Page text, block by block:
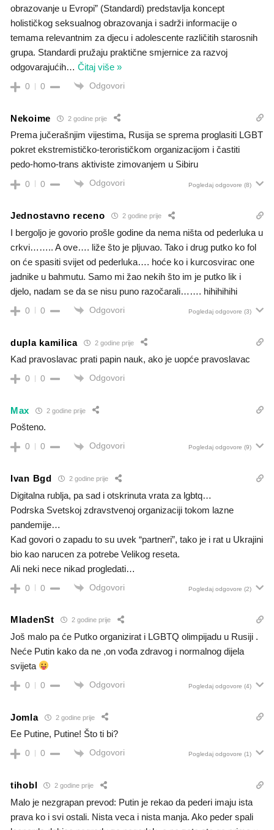
obrazovanje u Evropi” (Standardi) predstavlja koncept
holističkog seksualnog obrazovanja i sadrži informacije o
temama relevantnim za djecu i adolescente različitih starosnih
grupa. Standardi pružaju praktične smjernice za razvoj
odgovarajućih… Čitaj više »
0 0 Odgovori
Nekoime 2 godine prije
Prema jučerašnjim vijestima, Rusija se sprema proglasiti LGBT
pokret ekstremističko-terorističkom organizacijom i častiti
pedo-homo-trans aktiviste zimovanjem u Sibiru
0 0 Odgovori Pogledaj odgovore (8)
Jednostavno receno 2 godine prije
I bergoljo je govorio prošle godine da nema ništa od pederluka u
crkvi…….. A ove…. liže što je pljuvao. Tako i drug putko ko fol
on će spasiti svijet od pederluka…. hoće ko i kurcosvirac one
jadnike u bahmutu. Samo mi žao nekih što im je putko lik i
djelo, nadam se da se nisu puno razočarali……. hihihihihi
0 0 Odgovori Pogledaj odgovore (3)
dupla kamilica 2 godine prije
Kad pravoslavac prati papin nauk, ako je uopće pravoslavac
0 0 Odgovori
Max 2 godine prije
Pošteno.
0 0 Odgovori Pogledaj odgovore (9)
Ivan Bgd 2 godine prije
Digitalna rublja, pa sad i otskrinuta vrata za lgbtq…
Podrska Svetskoj zdravstvenoj organizaciji tokom lazne
pandemije…
Kad govori o zapadu to su uvek “partneri”, tako je i rat u Ukrajini
bio kao narucen za potrebe Velikog reseta.
Ali neki nece nikad progledati…
0 0 Odgovori Pogledaj odgovore (2)
MladenSt 2 godine prije
Još malo pa će Putko organizirat i LGBTQ olimpijadu u Rusiji .
Neće Putin kako da ne ,on vođa zdravog i normalnog dijela
svijeta
0 0 Odgovori Pogledaj odgovore (4)
Jomla 2 godine prije
Ee Putine, Putine! Što ti bi?
0 0 Odgovori Pogledaj odgovore (1)
tihobl 2 godine prije
Malo je nezgrapan prevod: Putin je rekao da pederi imaju ista
prava ko i svi ostali. Nista veca i nista manja. Ako peder spali